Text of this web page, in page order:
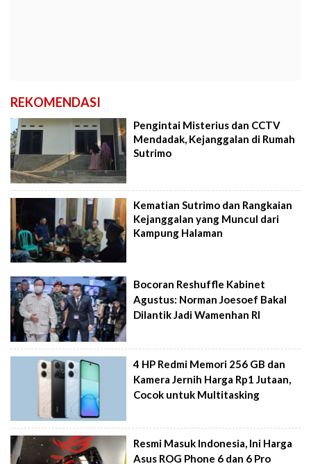
REKOMENDASI
Pengintai Misterius dan CCTV
Mendadak, Kejanggalan di Rumah
Sutrimo
Kematian Sutrimo dan Rangkaian
Kejanggalan yang Muncul dari
Kampung Halaman
Bocoran Reshuffle Kabinet
Agustus: Norman Joesoef Bakal
Dilantik Jadi Wamenhan RI
4 HP Redmi Memori 256 GB dan
Kamera Jernih Harga Rp1 Jutaan,
Cocok untuk Multitasking
Resmi Masuk Indonesia, Ini Harga
Asus ROG Phone 6 dan 6 Pro